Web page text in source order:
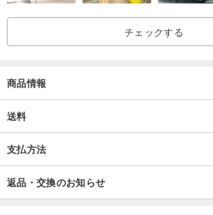
チェックする
商品情報
送料
支払方法
返品・交換のお知らせ